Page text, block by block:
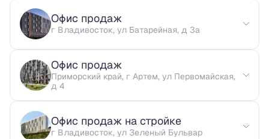
Офис продаж
г Владивосток, ул Батарейная, д 3а
Офис продаж
Приморский край, г Артем, ул Первомайская,
д 4
Офис продаж на стройке
г Владивосток, ул Зеленый Бульвар